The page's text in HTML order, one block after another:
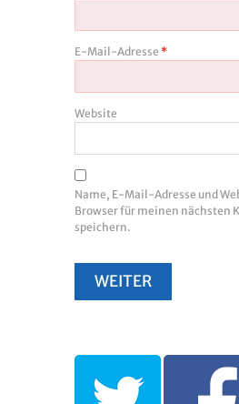
E-Mail-Adresse *
Website
Name, E-Mail-Adresse und
Browser für meinen nächsten
speichern.